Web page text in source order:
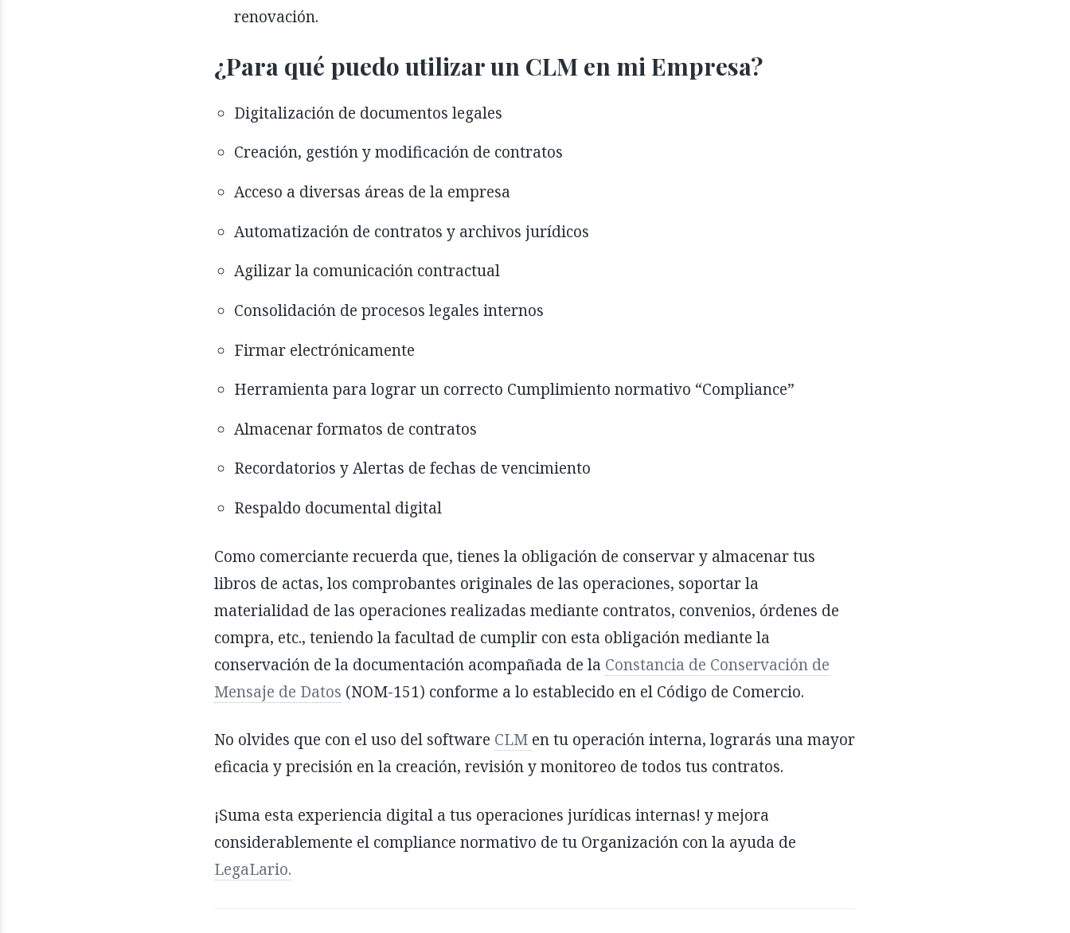
renovación.
¿Para qué puedo utilizar un CLM en mi Empresa?
Digitalización de documentos legales
Creación, gestión y modificación de contratos
Acceso a diversas áreas de la empresa
Automatización de contratos y archivos jurídicos
Agilizar la comunicación contractual
Consolidación de procesos legales internos
Firmar electrónicamente
Herramienta para lograr un correcto Cumplimiento normativo “Compliance”
Almacenar formatos de contratos
Recordatorios y Alertas de fechas de vencimiento
Respaldo documental digital
Como comerciante recuerda que, tienes la obligación de conservar y almacenar tus
libros de actas, los comprobantes originales de las operaciones, soportar la
materialidad de las operaciones realizadas mediante contratos, convenios, órdenes de
compra, etc., teniendo la facultad de cumplir con esta obligación mediante la
conservación de la documentación acompañada de la Constancia de Conservación de
Mensaje de Datos (NOM-151) conforme a lo establecido en el Código de Comercio.
No olvides que con el uso del software CLM en tu operación interna, lograrás una mayor
eficacia y precisión en la creación, revisión y monitoreo de todos tus contratos.
¡Suma esta experiencia digital a tus operaciones jurídicas internas! y mejora
considerablemente el compliance normativo de tu Organización con la ayuda de
LegaLario.